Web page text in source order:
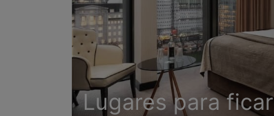
Lugares para ficar